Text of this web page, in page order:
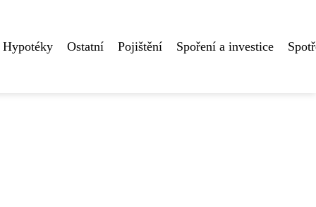
Hypotéky Ostatní Pojištění Spoření a investice